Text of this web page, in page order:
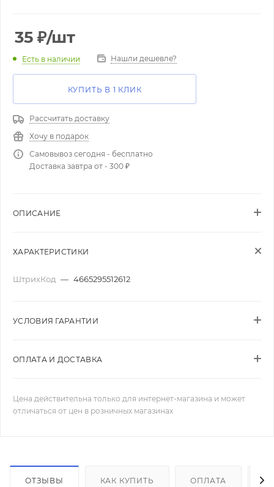
35 ₽/шт
Есть в наличии Нашли дешевле?
КУПИТЬ В 1 КЛИК
Рассчитать доставку
Хочу в подарок
Самовывоз сегодня - бесплатно
Доставка завтра от - 300 ₽
ОПИСАНИЕ
ХАРАКТЕРИСТИКИ
ШтрихКод — 4665295512612
УСЛОВИЯ ГАРАНТИИ
ОПЛАТА И ДОСТАВКА
Цена действительна только для интернет-магазина и может
отличаться от цен в розничных магазинах
ОТЗЫВЫ КАК КУПИТЬ ОПЛАТА